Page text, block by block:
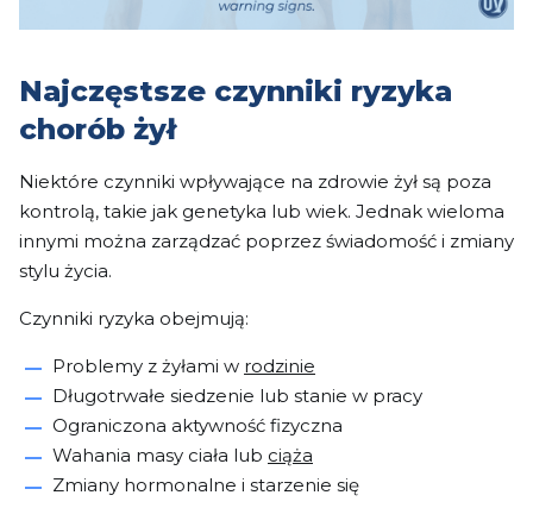
Najczęstsze czynniki ryzyka
chorób żył
Niektóre czynniki wpływające na zdrowie żył są poza
kontrolą, takie jak genetyka lub wiek. Jednak wieloma
innymi można zarządzać poprzez świadomość i zmiany
stylu życia.
Czynniki ryzyka obejmują:
Problemy z żyłami w rodzinie
Długotrwałe siedzenie lub stanie w pracy
Ograniczona aktywność fizyczna
Wahania masy ciała lub ciąża
Zmiany hormonalne i starzenie się